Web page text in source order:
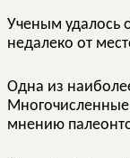
Ученым удалось
недалеко от
Одна из
Многочисленные
мнению